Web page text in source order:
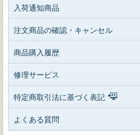
入荷通知商品
注文商品の確認・キャンセル
商品購入履歴
修理サービス
特定商取引法に基づく表記
よくある質問